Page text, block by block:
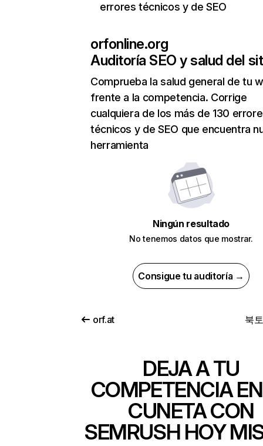
errores técnicos y de SEO
orfonline.org
Auditoría SEO y salud del
Comprueba la salud general de tu
frente a la competencia. Corrige
cualquiera de los más de 130
técnicos y de SEO que encuentra
herramienta
Ningún resultado
No tenemos datos que mostrar.
Consigue tu auditoría →
orf.at 북
DEJA A TU
COMPETENCIA
CUNETA CON
SEMRUSH HOY